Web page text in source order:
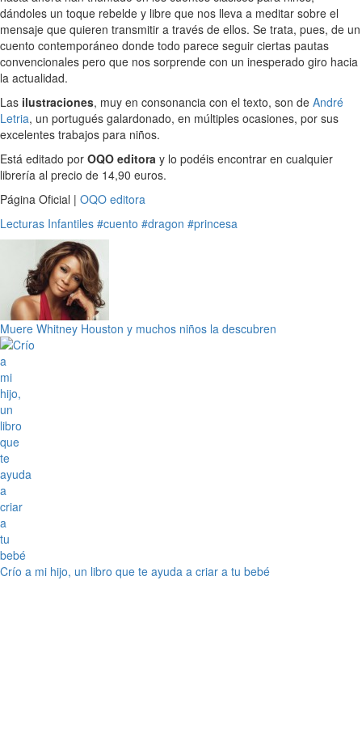
dándoles un toque rebelde y libre que nos lleva a meditar sobre el
mensaje que quieren transmitir a través de ellos. Se trata, pues, de un
cuento contemporáneo donde todo parece seguir ciertas pautas
convencionales pero que nos sorprende con un inesperado giro hacia
la actualidad.
Las ilustraciones, muy en consonancia con el texto, son de André
Letria, un portugués galardonado, en múltiples ocasiones, por sus
excelentes trabajos para niños.
Está editado por OQO editora y lo podéis encontrar en cualquier
librería al precio de 14,90 euros.
Página Oficial | OQO editora
Lecturas Infantiles #cuento #dragon #princesa
Muere Whitney Houston y muchos niños la descubren
Crío a mi hijo, un libro que te ayuda a criar a tu bebé